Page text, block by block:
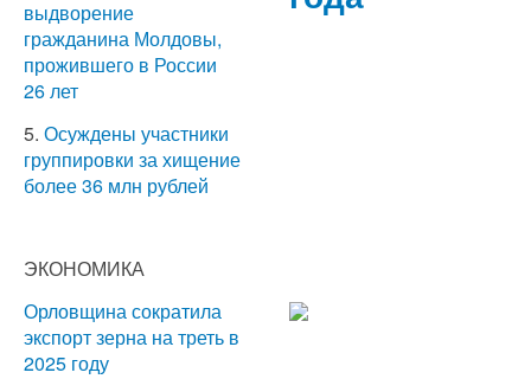
выдворение
гражданина Молдовы,
прожившего в России
26 лет
5. Осуждены участники
группировки за хищение
более 36 млн рублей
ЭКОНОМИКА
Орловщина сократила
экспорт зерна на треть в
2025 году